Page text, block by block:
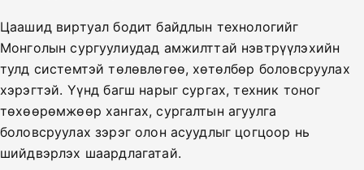
Цаашид виртуал бодит байдлын технологийг
Монголын сургуулиудад амжилттай нэвтрүүлэхийн
тулд системтэй төлөвлөгөө, хөтөлбөр боловсруулах
хэрэгтэй. Үүнд багш нарыг сургах, техник тоног
төхөөрөмжөөр хангах, сургалтын агуулга
боловсруулах зэрэг олон асуудлыг цогцоор нь
шийдвэрлэх шаардлагатай.